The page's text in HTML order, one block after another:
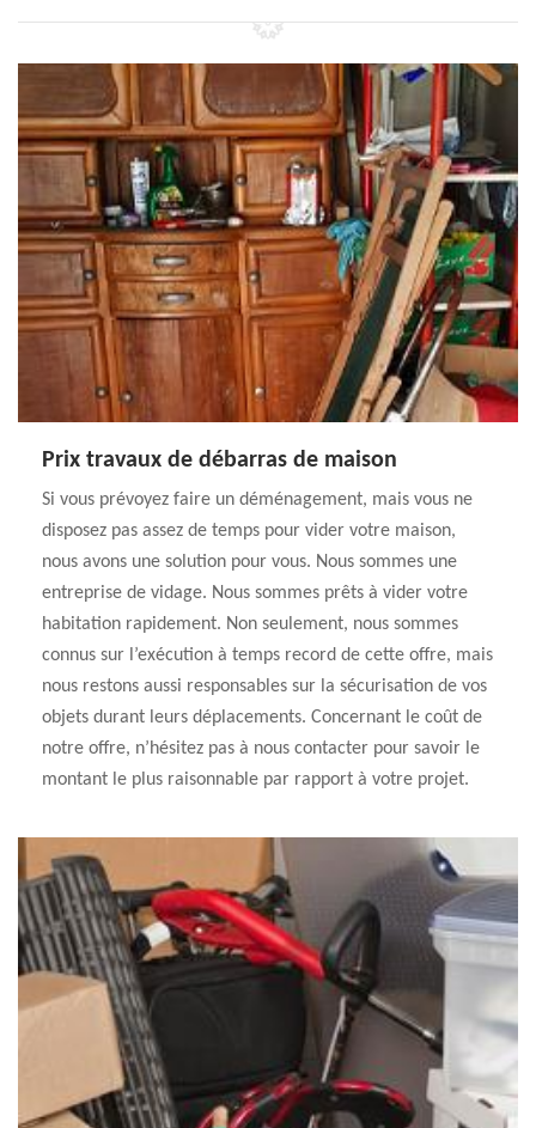
Prix travaux de débarras de maison
Si vous prévoyez faire un déménagement, mais vous ne
disposez pas assez de temps pour vider votre maison,
nous avons une solution pour vous. Nous sommes une
entreprise de vidage. Nous sommes prêts à vider votre
habitation rapidement. Non seulement, nous sommes
connus sur l’exécution à temps record de cette offre, mais
nous restons aussi responsables sur la sécurisation de vos
objets durant leurs déplacements. Concernant le coût de
notre offre, n’hésitez pas à nous contacter pour savoir le
montant le plus raisonnable par rapport à votre projet.